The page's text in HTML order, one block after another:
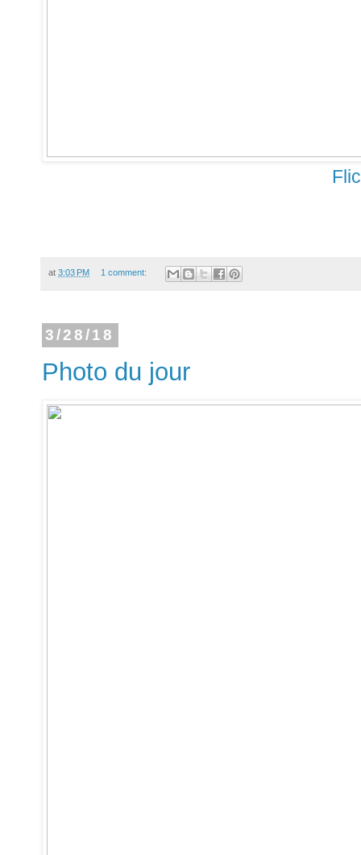
at 3:03 PM 1 comment:
3/28/18
Photo du jour